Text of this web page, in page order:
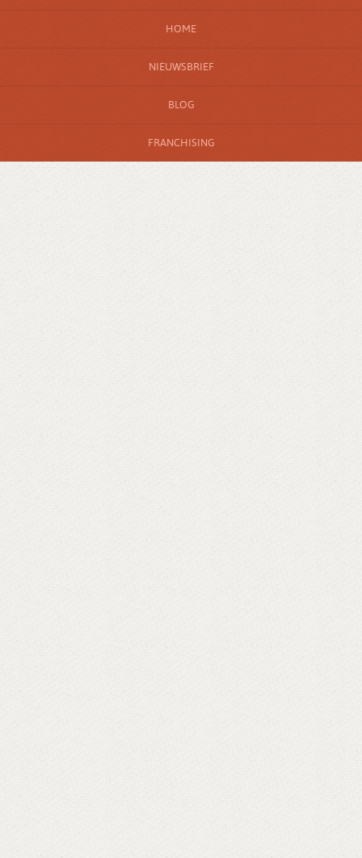
HOME
NIEUWSBRIEF
BLOG
FRANCHISING